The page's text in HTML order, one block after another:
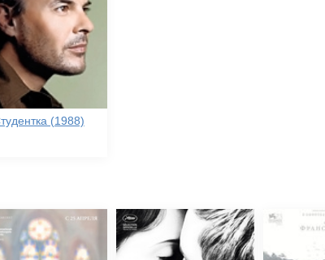
(1988)